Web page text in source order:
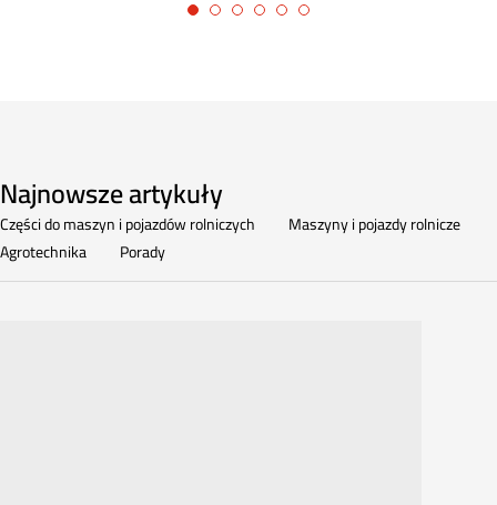
Najnowsze artykuły
Części do maszyn i pojazdów rolniczych
Maszyny i pojazdy rolnicze
Agrotechnika
Porady